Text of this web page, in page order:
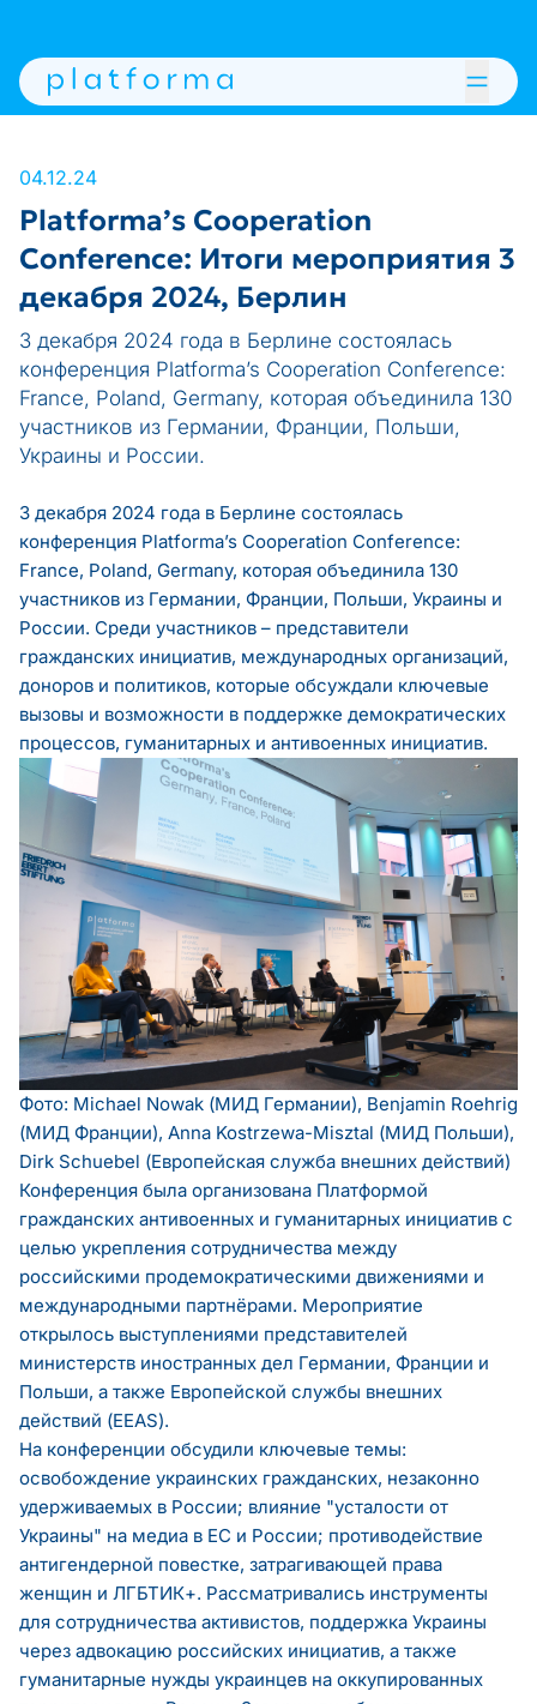
04.12.24
Platforma’s Cooperation
Conference: Итоги мероприятия 3
декабря 2024, Берлин
3 декабря 2024 года в Берлине состоялась
конференция Platforma’s Cooperation Conference:
France, Poland, Germany, которая объединила 130
участников из Германии, Франции, Польши,
Украины и России.
3 декабря 2024 года в Берлине состоялась
конференция Platforma’s Cooperation Conference:
France, Poland, Germany, которая объединила 130
участников из Германии, Франции, Польши, Украины и
России. Среди участников – представители
гражданских инициатив, международных организаций,
доноров и политиков, которые обсуждали ключевые
вызовы и возможности в поддержке демократических
процессов, гуманитарных и антивоенных инициатив.
Фото: Michael Nowak (МИД Германии), Benjamin Roehrig
(МИД Франции), Anna Kostrzewa-Misztal (МИД Польши),
Dirk Schuebel (Европейская служба внешних действий)
Конференция была организована Платформой
гражданских антивоенных и гуманитарных инициатив с
целью укрепления сотрудничества между
российскими продемократическими движениями и
международными партнёрами. Мероприятие
открылось выступлениями представителей
министерств иностранных дел Германии, Франции и
Польши, а также Европейской службы внешних
действий (EEAS).
На конференции обсудили ключевые темы:
освобождение украинских гражданских, незаконно
удерживаемых в России; влияние "усталости от
Украины" на медиа в ЕС и России; противодействие
антигендерной повестке, затрагивающей права
женщин и ЛГБТИК+. Рассматривались инструменты
для сотрудничества активистов, поддержка Украины
через адвокацию российских инициатив, а также
гуманитарные нужды украинцев на оккупированных